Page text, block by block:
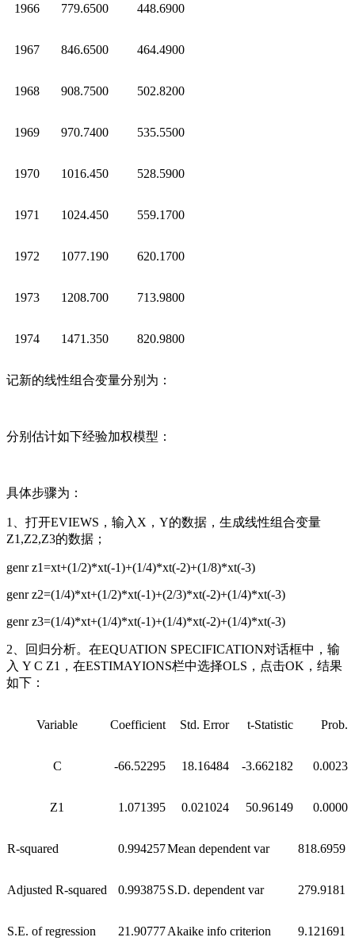
1966 779.6500 448.6900
1967 846.6500 464.4900
1968 908.7500 502.8200
1969 970.7400 535.5500
1970 1016.450 528.5900
1971 1024.450 559.1700
1972 1077.190 620.1700
1973 1208.700 713.9800
1974 1471.350 820.9800
记新的线性组合变量分别为：
分别估计如下经验加权模型：
具体步骤为：
1、打开EVIEWS，输入X，Y的数据，生成线性组合变量
Z1,Z2,Z3的数据；
genr z1=xt+(1/2)*xt(-1)+(1/4)*xt(-2)+(1/8)*xt(-3)
genr z2=(1/4)*xt+(1/2)*xt(-1)+(2/3)*xt(-2)+(1/4)*xt(-3)
genr z3=(1/4)*xt+(1/4)*xt(-1)+(1/4)*xt(-2)+(1/4)*xt(-3)
2、回归分析。在EQUATION SPECIFICATION对话框中，输
入 Y C Z1，在ESTIMAYIONS栏中选择OLS，点击OK，结果
如下：
Variable Coefficient Std. Error t-Statistic Prob.
C -66.52295 18.16484 -3.662182 0.0023
Z1 1.071395 0.021024 50.96149 0.0000
R-squared 0.994257Mean dependent var 818.6959
Adjusted R-squared 0.993875S.D. dependent var 279.9181
S.E. of regression 21.90777Akaike info criterion 9.121691